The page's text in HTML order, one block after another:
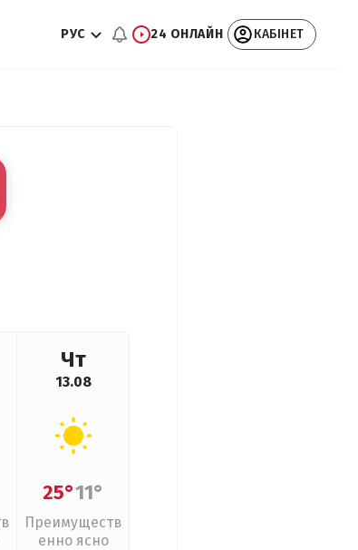
РУС 24 ОНЛАЙН КАБІНЕТ
Чт
13.08
25°11°
Преимуществ
енно ясно